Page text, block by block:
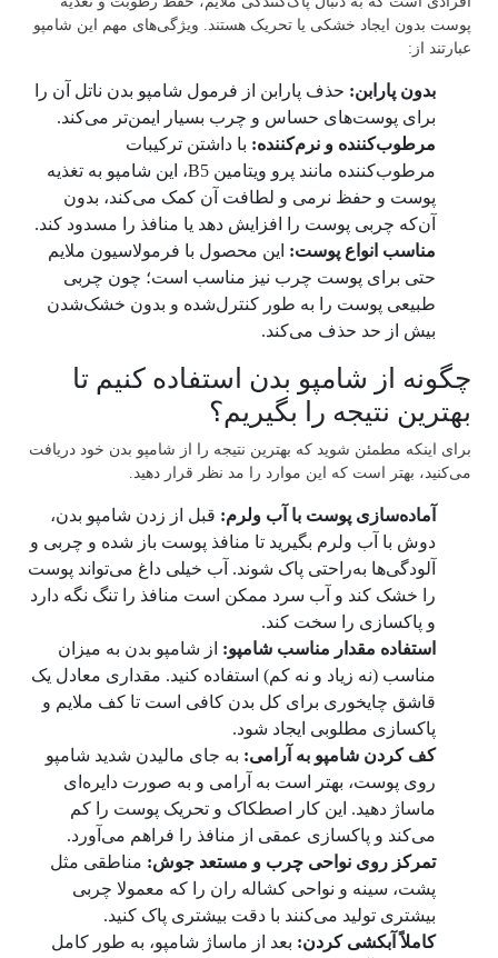
پوست بدون ایجاد خشکی یا تحریک هستند. ویژگی‌های مهم این شامپو
عبارتند از:
بدون پارابن: حذف پارابن از فرمول شامپو بدن ناتل آن را
برای پوست‌های حساس و چرب بسیار ایمن‌تر می‌کند.
مرطوب‌کننده و نرم‌کننده: با داشتن ترکیبات
مرطوب‌کننده مانند پرو ویتامین B5، این شامپو به تغذیه
پوست و حفظ نرمی و لطافت آن کمک می‌کند، بدون
آن‌که چربی پوست را افزایش دهد یا منافذ را مسدود کند.
مناسب انواع پوست: این محصول با فرمولاسیون ملایم
حتی برای پوست چرب نیز مناسب است؛ چون چربی
طبیعی پوست را به طور کنترل‌شده و بدون خشک‌شدن
بیش از حد حذف می‌کند.
چگونه از شامپو بدن استفاده کنیم تا
بهترین نتیجه را بگیریم؟
برای اینکه مطمئن شوید که بهترین نتیجه را از شامپو بدن خود دریافت
می‌کنید، بهتر است که این موارد را مد نظر قرار دهید.
آماده‌سازی پوست با آب ولرم: قبل از زدن شامپو بدن،
دوش با آب ولرم بگیرید تا منافذ پوست باز شده و چربی و
آلودگی‌ها به‌راحتی پاک شوند. آب خیلی داغ می‌تواند پوست
را خشک کند و آب سرد ممکن است منافذ را تنگ نگه دارد
و پاکسازی را سخت کند.
استفاده مقدار مناسب شامپو: از شامپو بدن به میزان
مناسب (نه زیاد و نه کم) استفاده کنید. مقداری معادل یک
قاشق چایخوری برای کل بدن کافی است تا کف ملایم و
پاکسازی مطلوبی ایجاد شود.
کف کردن شامپو به آرامی: به جای مالیدن شدید شامپو
روی پوست، بهتر است به آرامی و به صورت دایره‌ای
ماساژ دهید. این کار اصطکاک و تحریک پوست را کم
می‌کند و پاکسازی عمقی از منافذ را فراهم می‌آورد.
تمرکز روی نواحی چرب و مستعد جوش: مناطقی مثل
پشت، سینه و نواحی کشاله ران را که معمولا چربی
بیشتری تولید می‌کنند با دقت بیشتری پاک کنید.
کاملاً آبکشی کردن: بعد از ماساژ شامپو، به طور کامل